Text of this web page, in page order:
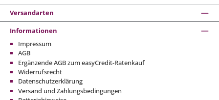
Versandarten
Informationen
Impressum
AGB
Ergänzende AGB zum easyCredit-Ratenkauf
Widerrufsrecht
Datenschutzerklärung
Versand und Zahlungsbedingungen